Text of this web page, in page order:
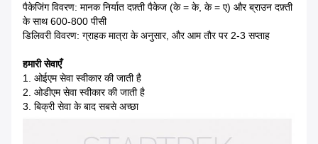
पैकेजिंग विवरण: मानक निर्यात दफ़्ती पैकेज (के = के, के = ए) और ब्राउन दफ़्ती
के साथ 600-800 पीसी
डिलिवरी विवरण: ग्राहक मात्रा के अनुसार, और आम तौर पर 2-3 सप्ताह
हमारी सेवाएँ
1. ओईएम सेवा स्वीकार की जाती है
2. ओडीएम सेवा स्वीकार की जाती है
3. बिक्री सेवा के बाद सबसे अच्छा